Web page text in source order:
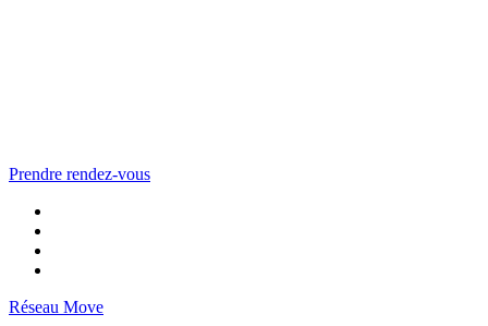
Prendre rendez-vous
Réseau Move